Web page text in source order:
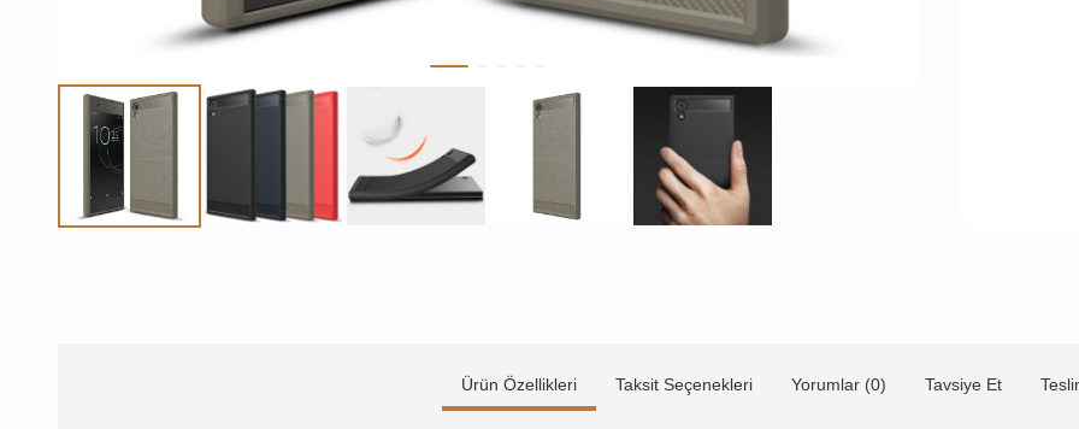
Ürün Özellikleri Taksit Seçenekleri Yorumlar (0) Tavsiye Et